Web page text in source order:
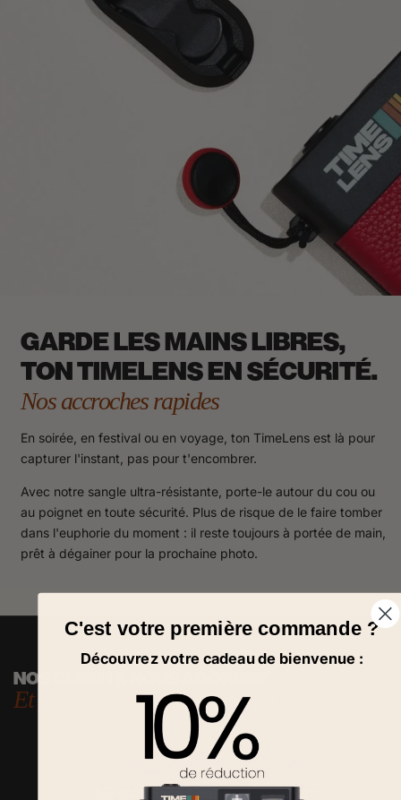
GARDE LES MAINS LIBRES,
TON TIMELENS EN SÉCURITÉ.
Nos accroches rapides
En soirée, en festival ou en voyage, ton TimeLens est là pour
capturer l'instant, pas pour t'encombrer.
Avec notre sangle ultra-résistante, porte-le autour du cou ou
au poignet en toute sécurité. Plus de risque de le faire tomber
dans l'euphorie du moment : il reste toujours à portée de main,
prêt à dégainer pour la prochaine photo.
NOS CLIENTS NOUS ADORENT
Et nous écrivent !
4.9 star Based on 1600reviews
C'est votre première commande ?
Découvrez votre cadeau de bienvenue :